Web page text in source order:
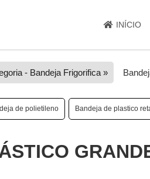
INÍCIO
- Bandeja Frigorifica »
de polietileno Bandeja de plastico